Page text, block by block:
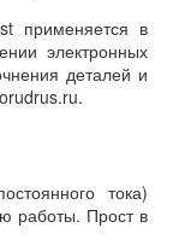
применяется в
электронных
деталей и
тока)
работы. Прост в